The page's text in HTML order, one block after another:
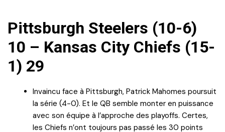
Pittsburgh Steelers (10-6)
10 – Kansas City Chiefs (15-
1) 29
Invaincu face à Pittsburgh, Patrick Mahomes poursuit
la série (4-0). Et le QB semble monter en puissance
avec son équipe à l’approche des playoffs. Certes,
les Chiefs n’ont toujours pas passé les 30 points